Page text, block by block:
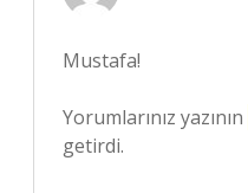
Mustafa!
Yorumlarınız yazının
getirdi.